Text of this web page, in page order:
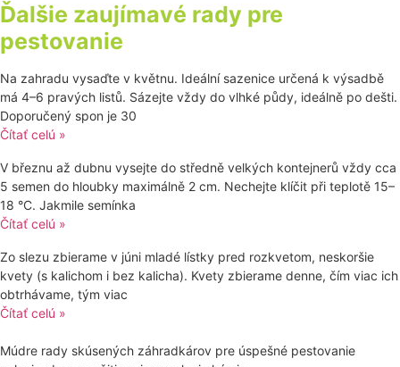
Ďalšie zaujímavé rady pre
pestovanie
Na zahradu vysaďte v květnu. Ideální sazenice určená k výsadbě
má 4–6 pravých listů. Sázejte vždy do vlhké půdy, ideálně po dešti.
Doporučený spon je 30
Čítať celú »
V březnu až dubnu vysejte do středně velkých kontejnerů vždy cca
5 semen do hloubky maximálně 2 cm. Nechejte klíčit při teplotě 15–
18 °C. Jakmile semínka
Čítať celú »
Zo slezu zbierame v júni mladé lístky pred rozkvetom, neskoršie
kvety (s kalichom i bez kalicha). Kvety zbierame denne, čím viac ich
obtrhávame, tým viac
Čítať celú »
Múdre rady skúsených záhradkárov pre úspešné pestovanie